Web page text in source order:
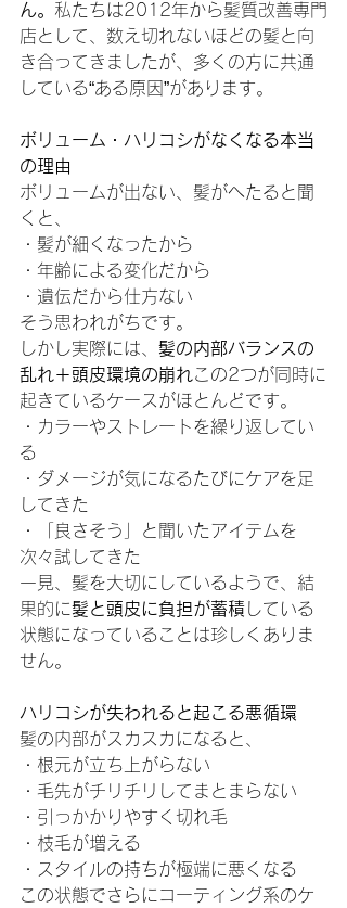
ん。 私たちは2012年から髪質改善専門
店として、数え切れないほどの髪と向
き合ってきましたが、多くの方に共通
している“ある原因”があります。
ボリューム・ハリコシがなくなる本当
の理由
ボリュームが出ない、髪がへたると聞
くと、
・髪が細くなったから
・年齢による変化だから
・遺伝だから仕方ない
そう思われがちです。
しかし実際には、 髪の内部バランスの
乱れ＋頭皮環境の崩れ この2つが同時に
起きているケースがほとんどです。
・カラーやストレートを繰り返してい
る
・ダメージが気になるたびにケアを足
してきた
・「良さそう」と聞いたアイテムを
次々試してきた
一見、髪を大切にしているようで、結
果的に髪と頭皮に負担が蓄積している
状態になっていることは珍しくありま
せん。
ハリコシが失われると起こる悪循環
髪の内部がスカスカになると、
・根元が立ち上がらない
・毛先がチリチリしてまとまらない
・引っかかりやすく切れ毛
・枝毛が増える
・スタイルの持ちが極端に悪くなる
この状態でさらにコーティング系のケ